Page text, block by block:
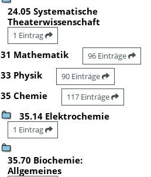
24.05 Systematische
Theaterwissenschaft
1 Eintrag
31 Mathematik 96 Einträge
33 Physik 90 Einträge
35 Chemie 117 Einträge
35.14 Elektrochemie
1 Eintrag
35.70 Biochemie:
Allgemeines